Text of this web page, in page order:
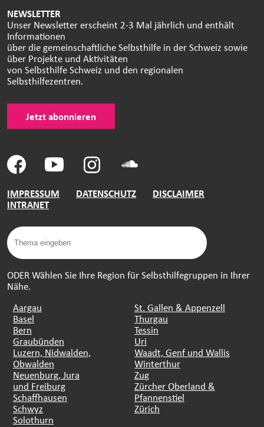
NEWSLETTER
Unser Newsletter erscheint 2-3 Mal jährlich und enthält
Informationen
über die gemeinschaftliche Selbsthilfe in der Schweiz sowie
über Projekte und Aktivitäten
von Selbsthilfe Schweiz und den regionalen
Selbsthilfezentren.
Jetzt abonnieren
IMPRESSUM DATENSCHUTZ
DISCLAIMER
INTRANET
ODER Wählen Sie Ihre Region für Selbsthilfegruppen in Ihrer
Nähe.
Aargau
Basel
Bern
Graubünden
Luzern, Nidwalden,
Obwalden
Neuenburg, Jura
und Freiburg
Schaffhausen
Schwyz
Solothurn
St. Gallen & Appenzell
Thurgau
Tessin
Uri
Waadt, Genf und Wallis
Winterthur
Zug
Zürcher Oberland &
Pfannenstiel
Zürich